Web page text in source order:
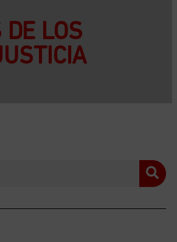
DE LOS